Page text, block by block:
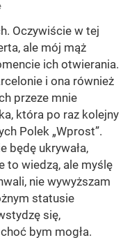
Oczywiście w tej
ale mój mąż
ich otwierania.
i ona również
przeze mnie
która po raz kolejny
Polek „Wprost”.
będę ukrywała,
to wiedzą, ale myślę
nie wywyższam
statusie
się,
bym mogła.